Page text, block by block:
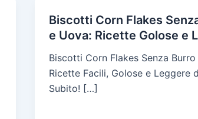
Biscotti Corn Flakes
e Uova: Ricette Golose e
Biscotti Corn Flakes Senza Burro
Ricette Facili, Golose e Leggere
Subito! […]